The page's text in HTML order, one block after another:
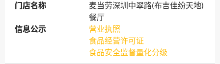
门店名称
门店名称
麦当劳深圳中翠路(布吉佳纷天地)
餐厅
信息公示
信息公示
营业执照
食品经营许可证
食品安全监督量化分级